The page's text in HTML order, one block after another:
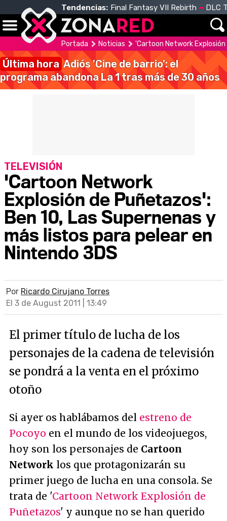
Tendencias: Final Fantasy VII Rebirth DLC
Portada Noticias 'Cartoon Network
Última hora Adiós 'Cine de barrio': el
programa abandona La 1 tras más de 30 años
'Cartoon Network
Explosión de Puñetazos':
Ben 10, Las Supernenas y
más listos para pelear en
Nintendo 3DS
TELEVISIÓN
Por Ricardo Cirujano Torres
El 3 de August 2011 | 13:49
El primer título de lucha de los
personajes de la cadena de televisión
se pondrá a la venta en el próximo
otoño
Si ayer os hablábamos del estreno de
Pocoyo en el mundo de los videojuegos,
hoy son los personajes de Cartoon
Network los que protagonizarán su
primer juego de lucha en una consola. Se
trata de 'Cartoon Network Explosión de
Puñetazos' y aunque no se han querido